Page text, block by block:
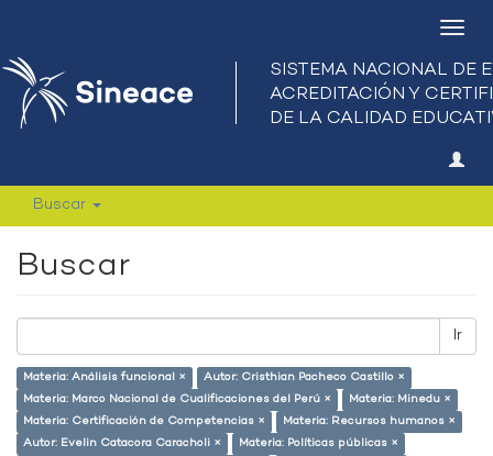
Buscar
Buscar
Ir
Materia: Análisis funcional ×
Autor: Cristhian Pacheco Castillo ×
Materia: Marco Nacional de Cualificaciones del Perú ×
Materia: Minedu ×
Materia: Certificación de Competencias ×
Materia: Recursos humanos ×
Autor: Evelin Catacora Caracholi ×
Materia: Políticas públicas ×